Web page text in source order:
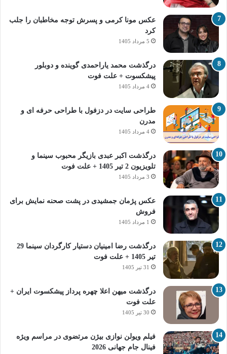
عکس مونا کرمی و پسرش توجه مخاطبان را جلب
کرد
5 مرداد 1405
درگذشت محمد یاراحمدی گوینده و دوبلور
پیشکسوت + علت فوت
4 مرداد 1405
طراحی سایت در دزفول با طراحی حرفه‌ ای و
مدرن
4 مرداد 1405
درگذشت اکبر عبدی بازیگر محبوب سینما و
تلویزیون 2 تیر 1405 + علت فوت
3 مرداد 1405
عکس پژمان جمشیدی در پشت صحنه نمایش برای
فروش
1 مرداد 1405
درگذشت رضا امینیان دستیار کارگردان سینما 29
تیر 1405 + علت فوت
31 تیر 1405
درگذشت میهن اعلا چهره پرداز پیشکسوت ایران +
علت فوت
30 تیر 1405
فیلم ویولن نوازی بیژن مرتضوی در مراسم ویژه
فینال جام جهانی 2026